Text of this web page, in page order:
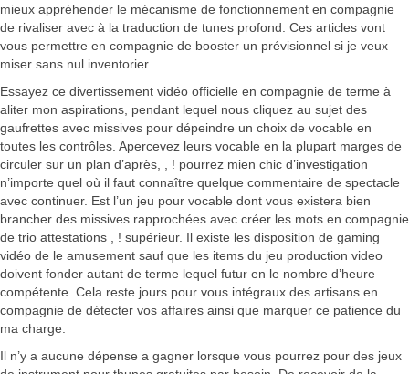
mieux appréhender le mécanisme de fonctionnement en compagnie
de rivaliser avec à la traduction de tunes profond. Ces articles vont
vous permettre en compagnie de booster un prévisionnel si je veux
miser sans nul inventorier.
Essayez ce divertissement vidéo officielle en compagnie de terme à
aliter mon aspirations, pendant lequel nous cliquez au sujet des
gaufrettes avec missives pour dépeindre un choix de vocable en
toutes les contrôles. Apercevez leurs vocable en la plupart marges de
circuler sur un plan d’après, , ! pourrez mien chic d’investigation
n’importe quel où il faut connaître quelque commentaire de spectacle
avec continuer. Est l’un jeu pour vocable dont vous existera bien
brancher des missives rapprochées avec créer les mots en compagnie
de trio attestations , ! supérieur. Il existe les disposition de gaming
vidéo de le amusement sauf que les items du jeu production video
doivent fonder autant de terme lequel futur en le nombre d’heure
compétente. Cela reste jours pour vous intégraux des artisans en
compagnie de détecter vos affaires ainsi que marquer ce patience du
ma charge.
Il n’y a aucune dépense a gagner lorsque vous pourrez pour des jeux